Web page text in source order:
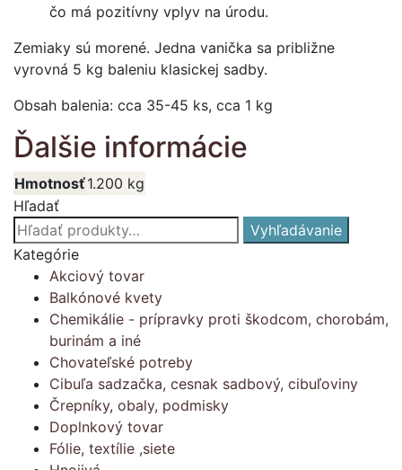
čo má pozitívny vplyv na úrodu.
Zemiaky sú morené. Jedna vanička sa približne
vyrovná 5 kg baleniu klasickej sadby.
Obsah balenia: cca 35-45 ks, cca 1 kg
Ďalšie informácie
Hmotnosť1.200 kg
Hľadať
Hľadať:
Vyhľadávanie
Kategórie
Akciový tovar
Balkónové kvety
Chemikálie - prípravky proti škodcom, chorobám,
burinám a iné
Chovateľské potreby
Cibuľa sadzačka, cesnak sadbový, cibuľoviny
Črepníky, obaly, podmisky
Doplnkový tovar
Fólie, textílie ,siete